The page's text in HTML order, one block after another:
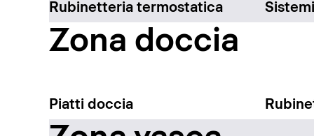
Rubinetteria termostatica
Zona doccia
Piatti doccia